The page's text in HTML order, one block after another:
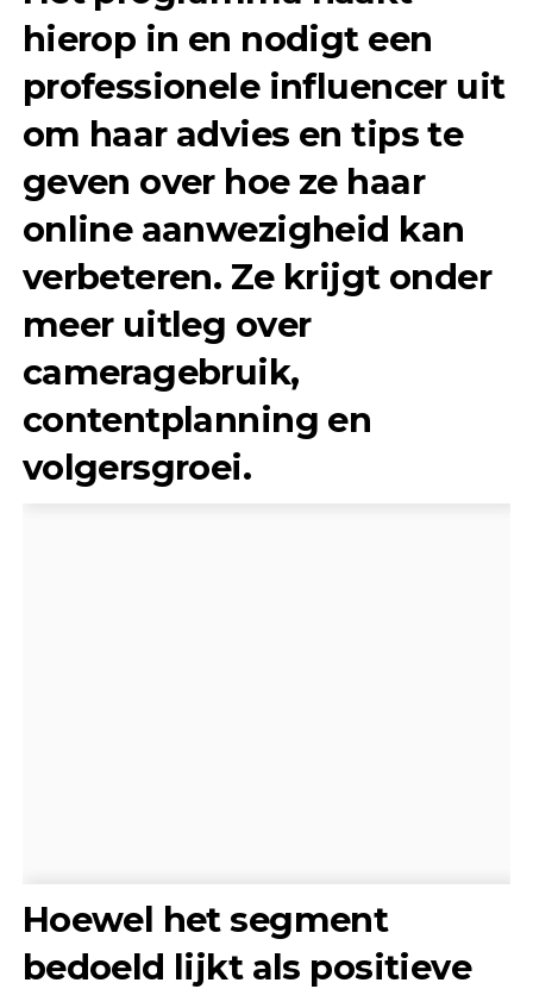
hierop in en nodigt een
professionele influencer uit
om haar advies en tips te
geven over hoe ze haar
online aanwezigheid kan
verbeteren. Ze krijgt onder
meer uitleg over
cameragebruik,
contentplanning en
volgersgroei.
Hoewel het segment
bedoeld lijkt als positieve